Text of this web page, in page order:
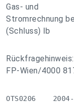
Gas- und
Stromrechnung
(Schluss) lb
Rückfragehinweis:
FP-Wien/4000
OTS0206